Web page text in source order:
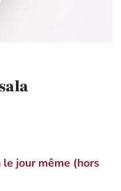
jour même (hors